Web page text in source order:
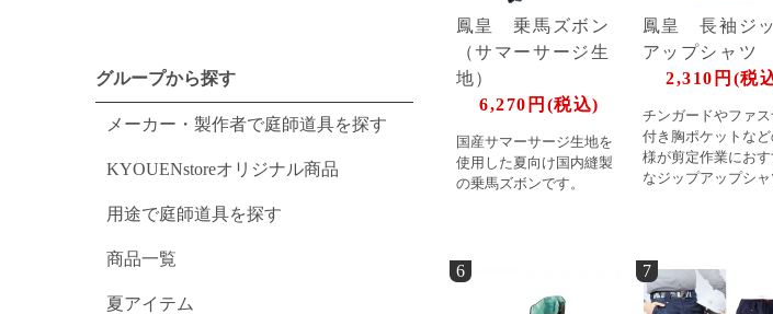
鳳皇 乗馬ズボン
（サマーサージ生
地）
6,270円(税込)
国産サマーサージ生地を
使用した夏向け国内縫製
の乗馬ズボンです。
鳳皇 長袖ジ
アップシャツ
2,310円(税
チンガードやファス
付き胸ポケットな
様が剪定作業におす
なジップアップシャ
6 7
グループから探す
メーカー・製作者で庭師道具を探す
KYOUENstoreオリジナル商品
用途で庭師道具を探す
商品一覧
夏アイテム